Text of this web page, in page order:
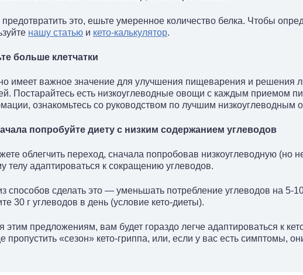
это, ешьте умеренное количество белка. Чтобы
нашу статью и кето-калькулятор.
больше клетчатки
имеет важное значение для улучшения пищеварения и решения
Постарайтесь есть низкоуглеводные овощи с каждым приемом
ознакомьтесь со руководством по лучшим низкоуглеводным
попробуйте диету с низким содержанием углеводов
облегчить переход, сначала попробовав низкоуглеводную (но
телу адаптироваться к сокращению углеводов.
способов сделать это — уменьшать потребление углеводов на 5-
30 г углеводов в день (условие кето-диеты).
этим предложениям, вам будет гораздо легче адаптироваться к
пропустить «сезон» кето-гриппа, или, если у вас есть симптомы,